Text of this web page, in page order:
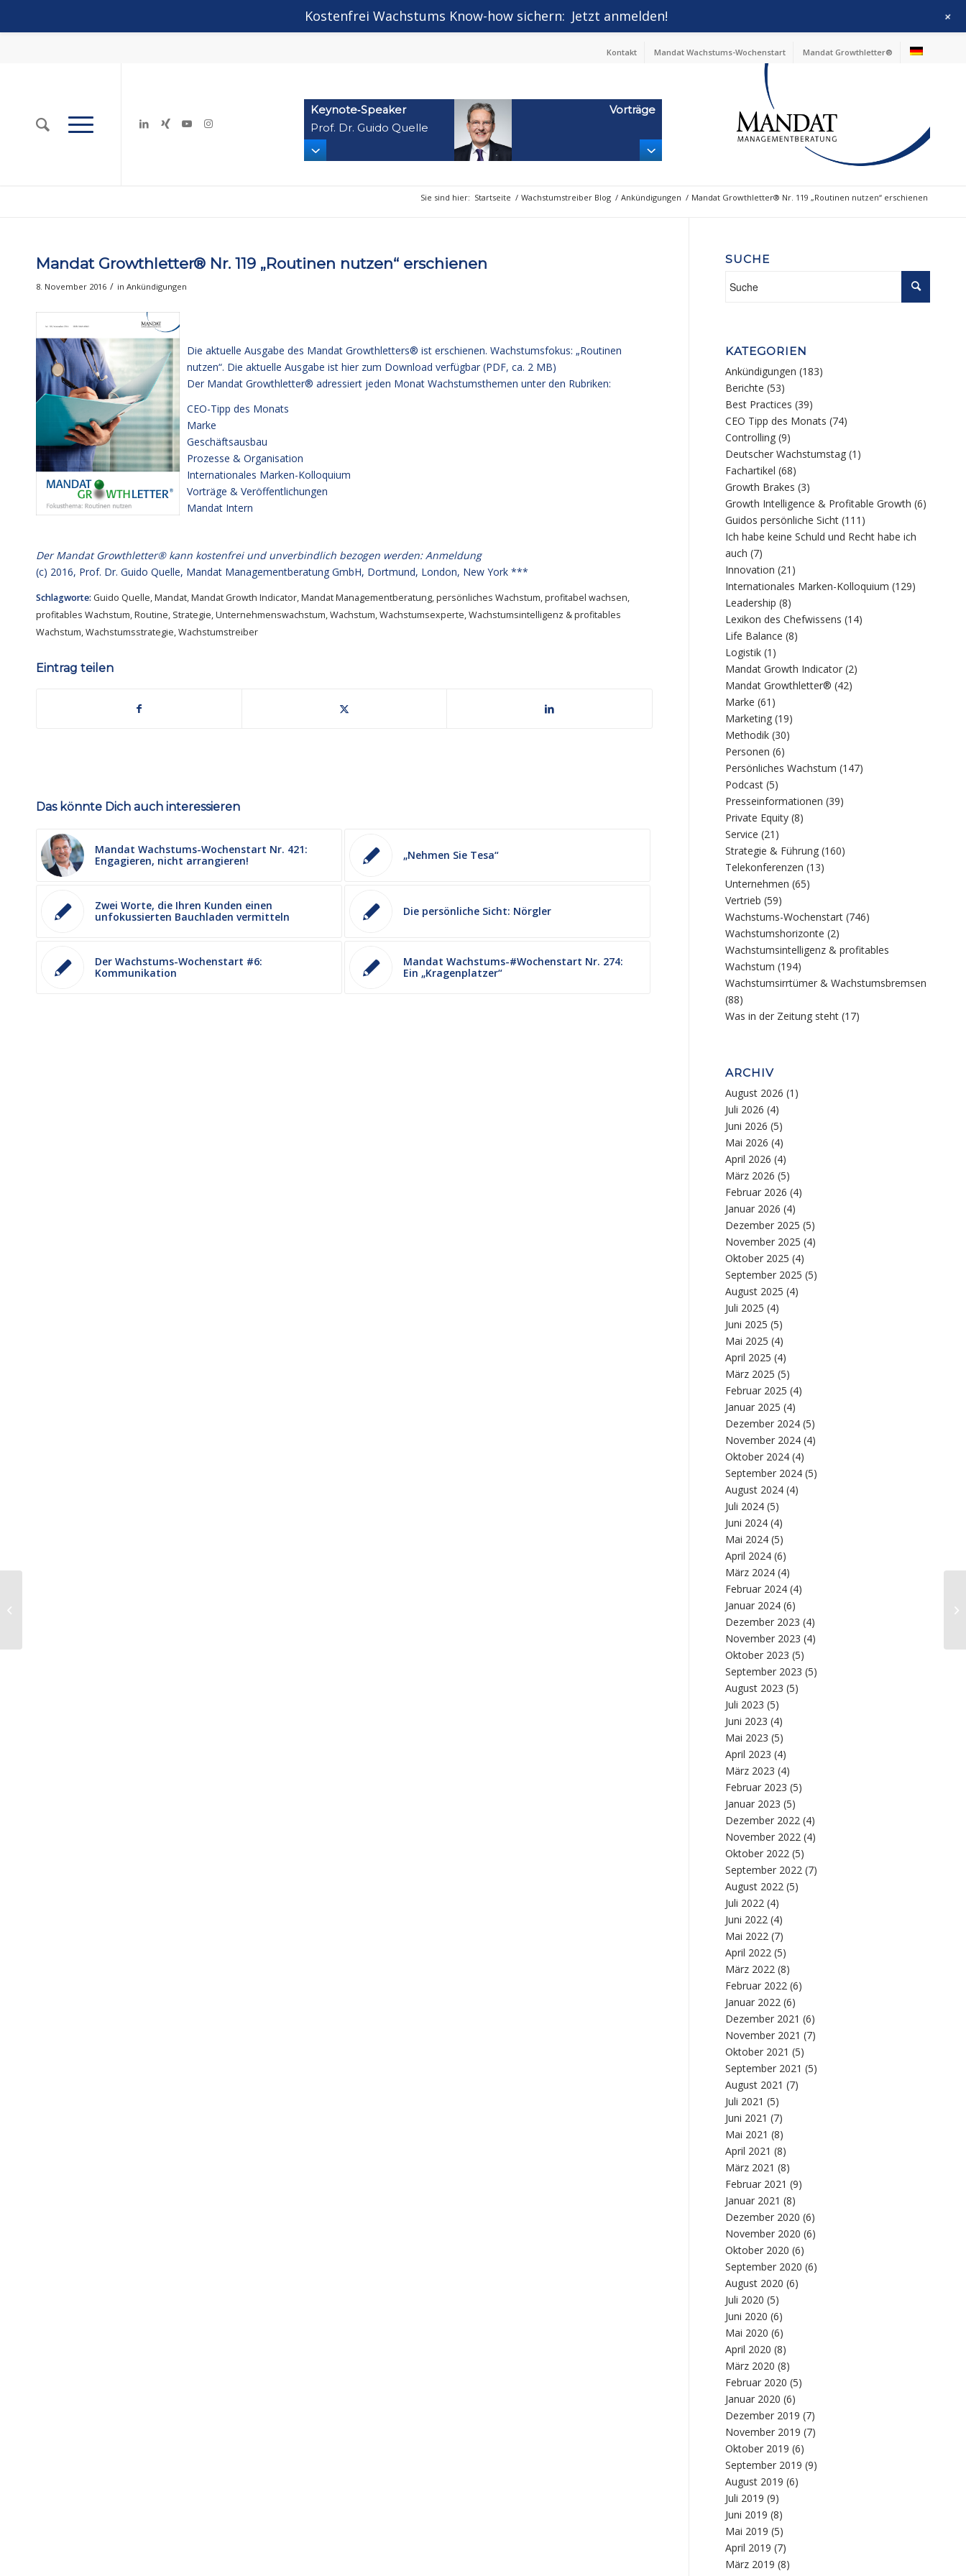
Kontakt Mandat Wachstums-Wochenstart Mandat Growthletter®
Keynote‑Speaker
Prof. Dr. Guido Quelle
Vorträge
Sie sind hier: Startseite / Wachstumstreiber Blog / Ankündigungen / Mandat Growthletter® Nr. 119 „Routinen nutzen“ erschienen
Mandat Growthletter® Nr. 119 „Routinen nutzen“ erschienen
8. November 2016 / in Ankündigungen
Die aktuelle Ausgabe des Mandat Growthletters® ist erschienen. Wachstumsfokus: „Routinen
nutzen“. Die aktuelle Ausgabe ist hier zum Download verfügbar (PDF, ca. 2 MB)
Der Mandat Growthletter® adressiert jeden Monat Wachstumsthemen unter den Rubriken:
CEO-Tipp des Monats
Marke
Geschäftsausbau
Prozesse & Organisation
Internationales Marken-Kolloquium
Vorträge & Veröffentlichungen
Mandat Intern
Der Mandat Growthletter® kann kostenfrei und unverbindlich bezogen werden:Anmeldung
(c) 2016, Prof. Dr. Guido Quelle, Mandat Managementberatung GmbH, Dortmund, London, New York ***
Schlagworte: Guido Quelle,Mandat,Mandat Growth Indicator,Mandat Managementberatung,persönliches Wachstum,profitabel wachsen,
profitables Wachstum,Routine, Strategie,Unternehmenswachstum,Wachstum,Wachstumsexperte,Wachstumsintelligenz & profitables
Wachstum,Wachstumsstrategie,Wachstumstreiber
Eintrag teilen
Das könnte Dich auch interessieren
Mandat Wachstums-Wochenstart Nr. 421:
Engagieren, nicht arrangieren!
„Nehmen Sie Tesa“
Zwei Worte, die Ihren Kunden einen
unfokussierten Bauchladen vermitteln
Die persönliche Sicht: Nörgler
Der Wachstums-Wochenstart #6:
Kommunikation
Mandat Wachstums-#Wochenstart Nr. 274:
Ein „Kragenplatzer“
SUCHE
KATEGORIEN
Ankündigungen (183)
Berichte (53)
Best Practices (39)
CEO Tipp des Monats (74)
Controlling (9)
Deutscher Wachstumstag (1)
Fachartikel (68)
Growth Brakes (3)
Growth Intelligence & Profitable Growth (6)
Guidos persönliche Sicht (111)
Ich habe keine Schuld und Recht habe ich
auch (7)
Innovation (21)
Internationales Marken-Kolloquium (129)
Leadership (8)
Lexikon des Chefwissens (14)
Life Balance (8)
Logistik (1)
Mandat Growth Indicator (2)
Mandat Growthletter® (42)
Marke (61)
Marketing (19)
Methodik (30)
Personen (6)
Persönliches Wachstum (147)
Podcast (5)
Presseinformationen (39)
Private Equity (8)
Service (21)
Strategie & Führung (160)
Telekonferenzen (13)
Unternehmen (65)
Vertrieb (59)
Wachstums-Wochenstart (746)
Wachstumshorizonte (2)
Wachstumsintelligenz & profitables
Wachstum (194)
Wachstumsirrtümer & Wachstumsbremsen
(88)
Was in der Zeitung steht (17)
ARCHIV
August 2026 (1)
Juli 2026 (4)
Juni 2026 (5)
Mai 2026 (4)
April 2026 (4)
März 2026 (5)
Februar 2026 (4)
Januar 2026 (4)
Dezember 2025 (5)
November 2025 (4)
Oktober 2025 (4)
September 2025 (5)
August 2025 (4)
Juli 2025 (4)
Juni 2025 (5)
Mai 2025 (4)
April 2025 (4)
März 2025 (5)
Februar 2025 (4)
Januar 2025 (4)
Dezember 2024 (5)
November 2024 (4)
Oktober 2024 (4)
September 2024 (5)
August 2024 (4)
Juli 2024 (5)
Juni 2024 (4)
Mai 2024 (5)
April 2024 (6)
März 2024 (4)
Februar 2024 (4)
Januar 2024 (6)
Dezember 2023 (4)
November 2023 (4)
Oktober 2023 (5)
September 2023 (5)
August 2023 (5)
Juli 2023 (5)
Juni 2023 (4)
Mai 2023 (5)
April 2023 (4)
März 2023 (4)
Februar 2023 (5)
Januar 2023 (5)
Dezember 2022 (4)
November 2022 (4)
Oktober 2022 (5)
September 2022 (7)
August 2022 (5)
Juli 2022 (4)
Juni 2022 (4)
Mai 2022 (7)
April 2022 (5)
März 2022 (8)
Februar 2022 (6)
Januar 2022 (6)
Dezember 2021 (6)
November 2021 (7)
Oktober 2021 (5)
September 2021 (5)
August 2021 (7)
Juli 2021 (5)
Juni 2021 (7)
Mai 2021 (8)
April 2021 (8)
März 2021 (8)
Februar 2021 (9)
Januar 2021 (8)
Dezember 2020 (6)
November 2020 (6)
Oktober 2020 (6)
September 2020 (6)
August 2020 (6)
Juli 2020 (5)
Juni 2020 (6)
Mai 2020 (6)
April 2020 (8)
März 2020 (8)
Februar 2020 (5)
Januar 2020 (6)
Dezember 2019 (7)
November 2019 (7)
Oktober 2019 (6)
September 2019 (9)
August 2019 (6)
Juli 2019 (9)
Juni 2019 (8)
Mai 2019 (5)
April 2019 (7)
März 2019 (8)
Kostenfrei Wachstums Know-how sichern: Jetzt anmelden! +